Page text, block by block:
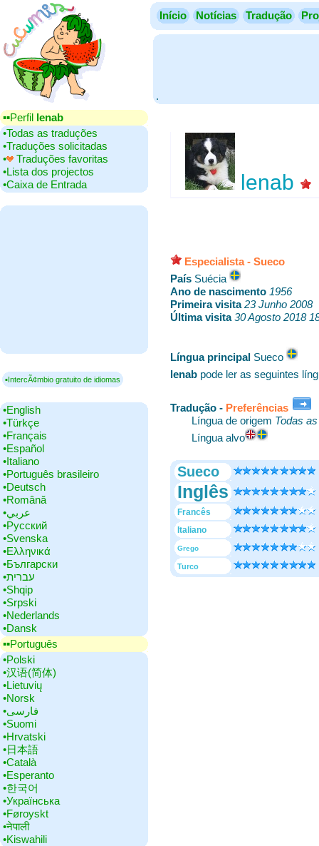
Início Notícias Tradução
.
▪▪‎Perfil lenab
•‎Todas as traduções
•‎Traduções solicitadas
•‎
Traduções favoritas
•‎Lista dos projectos
•‎Caixa de Entrada
▪IntercÃ¢mbio gratuito de idiomas
•‎English
•‎Türkçe
•‎Français
•‎Español
•‎Italiano
•‎Português brasileiro
•‎Deutsch
•‎Română
•‎عربي
•‎Русский
•‎Svenska
•‎Ελληνικά
•‎Български
•‎עברית
•‎Shqip
•‎Srpski
•‎Nederlands
•‎Dansk
▪▪‎Português
•‎Polski
•‎汉语(简体)
•‎Lietuvių
•‎Norsk
•‎فارسی
•‎Suomi
•‎Hrvatski
•‎日本語
•‎Català
•‎Esperanto
•‎한국어
•‎Українська
•‎Føroyskt
•‎नेपाली
•‎Kiswahili
lenab
Especialista - Sueco
País ‎Suécia
Ano de nascimento 1956
Primeira visita‎23 Junho 2008
Última visita‎30 Agosto 2018
Língua principal ‎Sueco
lenab pode ler as seguintes
Tradução - Preferências
Língua de origem Todas
Língua alvo
Sueco
Inglês
Francês
Italiano
Grego
Turco